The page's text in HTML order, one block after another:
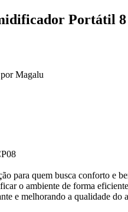
Portátil
Magalu
para quem busca conforto e
o ambiente de forma
e melhorando a qualidade do